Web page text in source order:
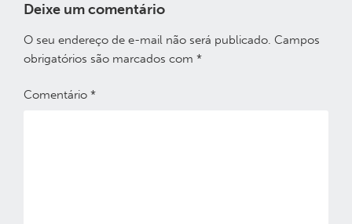
Deixe um comentário
O seu endereço de e-mail não será publicado. Campos
obrigatórios são marcados com *
Comentário *